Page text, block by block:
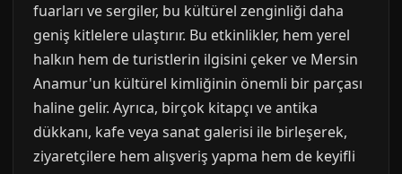
fuarları ve sergiler, bu kültürel zenginliği daha
geniş kitlelere ulaştırır. Bu etkinlikler, hem yerel
halkın hem de turistlerin ilgisini çeker ve Mersin
Anamur'un kültürel kimliğinin önemli bir parçası
haline gelir. Ayrıca, birçok kitapçı ve antika
dükkanı, kafe veya sanat galerisi ile birleşerek,
ziyaretçilere hem alışveriş yapma hem de keyifli